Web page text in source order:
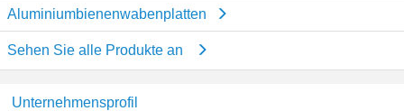
Aluminiumbienenwabenplatten
Sehen Sie alle Produkte an
Unternehmensprofil